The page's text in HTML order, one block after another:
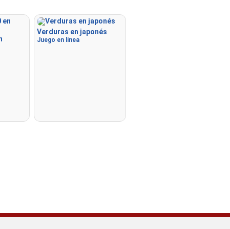
Verduras en japonés
Juego en línea